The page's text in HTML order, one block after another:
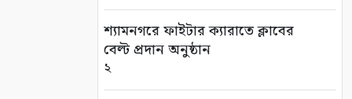
শ্যামনগরে ফাইটার ক্যারাতে ক্লাবের
বেল্ট প্রদান অনুষ্ঠান
২